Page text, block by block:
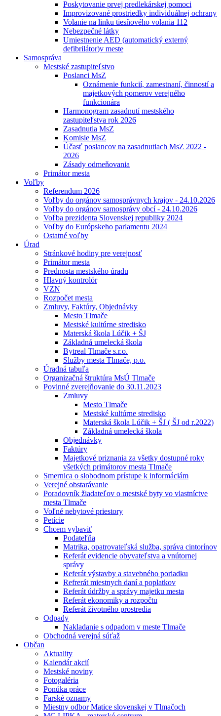
Poskytovanie prvej predlekárskej pomoci
Improvizované prostriedky individuálnej ochrany
Volanie na linku tiesňového volania 112
Nebezpečné látky
Umiestnenie AED (automatický externý
defibrilátor)v meste
Samospráva
Mestské zastupiteľstvo
Poslanci MsZ
Oznámenie funkcií, zamestnaní, činností a
majetkových pomerov verejného
funkcionára
Harmonogram zasadnutí mestského
zastupiteľstva rok 2026
Zasadnutia MsZ
Komisie MsZ
Účasť poslancov na zasadnutiach MsZ 2022 -
2026
Zásady odmeňovania
Primátor mesta
Voľby
Referendum 2026
Voľby do orgánov samosprávnych krajov - 24.10.2026
Voľby do orgánov samosprávy obcí - 24.10.2026
Voľba prezidenta Slovenskej republiky 2024
Voľby do Európskeho parlamentu 2024
Ostatné voľby
Úrad
Stránkové hodiny pre verejnosť
Primátor mesta
Prednosta mestského úradu
Hlavný kontrolór
VZN
Rozpočet mesta
Zmluvy, Faktúry, Objednávky
Mesto Tlmače
Mestské kultúrne stredisko
Materská škola Lúčik + ŠJ
Základná umelecká škola
Bytreal Tlmače s.r.o.
Služby mesta Tlmače, p.o.
Úradná tabuľa
Organizačná štruktúra MsÚ Tlmače
Povinné zverejňovanie do 30.11.2023
Zmluvy
Mesto Tlmače
Mestské kultúrne stredisko
Materská škola Lúčik + ŠJ ( ŠJ od r.2022)
Základná umelecká škola
Objednávky
Faktúry
Majetkové priznania za všetky dostupné roky
všetkých primátorov mesta Tlmače
Smernica o slobodnom prístupe k informáciám
Verejné obstarávanie
Poradovník žiadateľov o mestské byty vo vlastníctve
mesta Tlmače
Voľné nebytové priestory
Petície
Chcem vybaviť
Podateľňa
Matrika, opatrovateľská služba, správa cintorínov
Referát evidencie obyvateľstva a vnútornej
správy
Referát výstavby a stavebného poriadku
Refrerát miestnych daní a poplatkov
Referát údržby a správy majetku mesta
Referát ekonomiky a rozpočtu
Referát životného prostredia
Odpady
Nakladanie s odpadom v meste Tlmače
Obchodná verejná súťaž
Občan
Aktuality
Kalendár akcií
Mestské noviny
Fotogaléria
Ponúka práce
Farské oznamy
Miestny odbor Matice slovenskej v Tlmačoch